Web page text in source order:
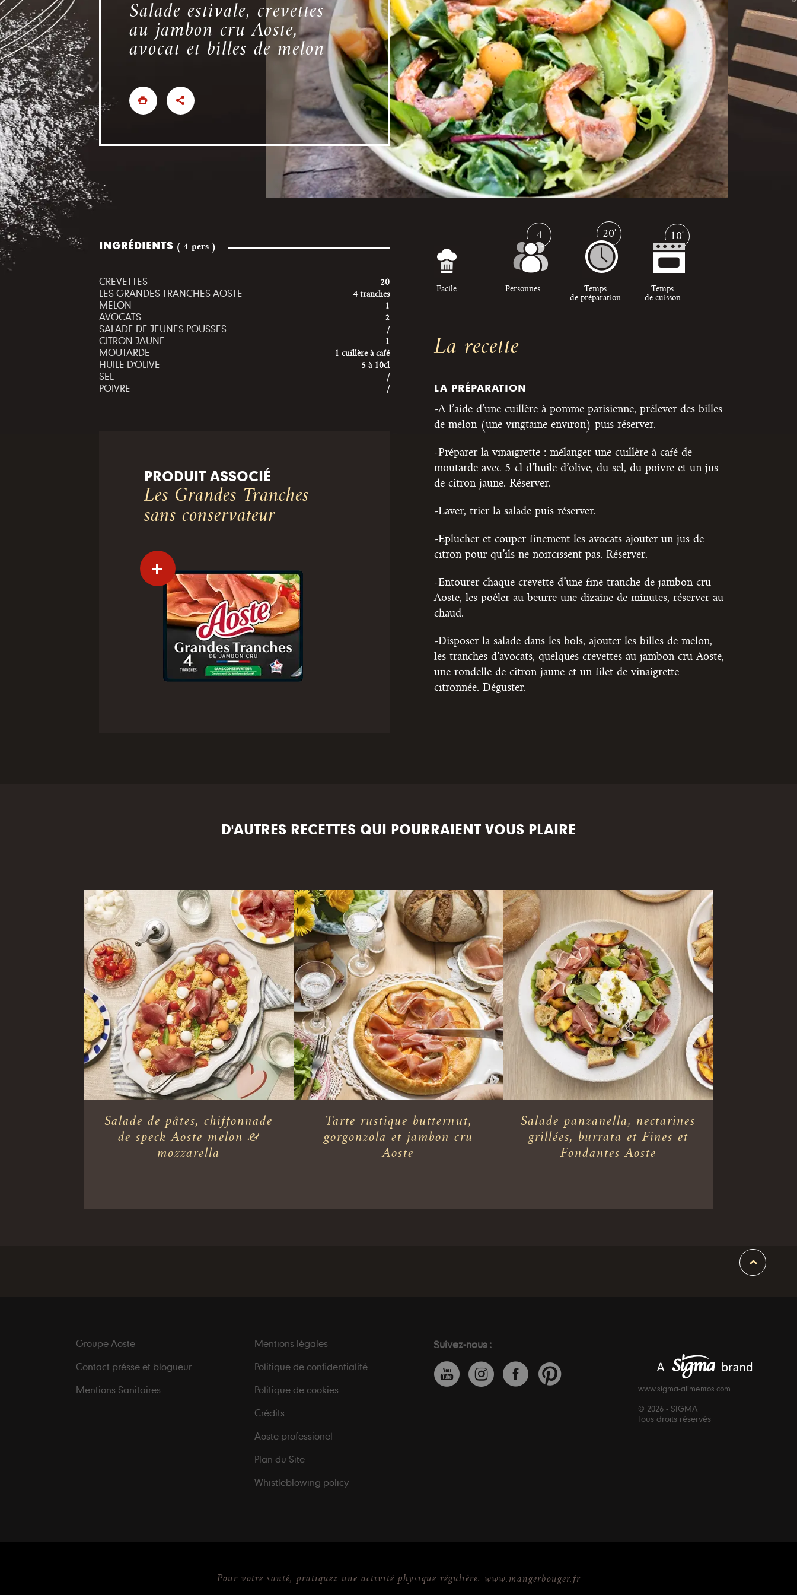
Salade estivale, crevettes
au jambon cru Aoste,
avocat et billes de melon
INGRÉDIENTS ( 4 pers )
CREVETTES 20
LES GRANDES TRANCHES AOSTE 4 tranches
MELON 1
AVOCATS 2
SALADE DE JEUNES POUSSES /
CITRON JAUNE 1
MOUTARDE 1 cuillère à café
HUILE D'OLIVE 5 à 10cl
SEL /
POIVRE /
PRODUIT ASSOCIÉ
Les Grandes Tranches
sans conservateur
Facile
4
Personnes
20'
Temps
de préparation
10'
Temps
de cuisson
La recette
LA PRÉPARATION
-A l’aide d’une cuillère à pomme parisienne, prélever des billes
de melon (une vingtaine environ) puis réserver.
-Préparer la vinaigrette : mélanger une cuillère à café de
moutarde avec 5 cl d’huile d’olive, du sel, du poivre et un jus
de citron jaune. Réserver.
-Laver, trier la salade puis réserver.
-Eplucher et couper finement les avocats ajouter un jus de
citron pour qu’ils ne noircissent pas. Réserver.
-Entourer chaque crevette d’une fine tranche de jambon cru
Aoste, les poêler au beurre une dizaine de minutes, réserver au
chaud.
-Disposer la salade dans les bols, ajouter les billes de melon,
les tranches d’avocats, quelques crevettes au jambon cru Aoste,
une rondelle de citron jaune et un filet de vinaigrette
citronnée. Déguster.
D'AUTRES RECETTES QUI POURRAIENT VOUS PLAIRE
Salade de pâtes, chiffonnade
de speck Aoste melon &
mozzarella
Tarte rustique butternut,
gorgonzola et jambon cru
Aoste
Salade panzanella, nectarines
grillées, burrata et Fines et
Fondantes Aoste
Suivez-nous :
Groupe Aoste
Contact présse et blogueur
Mentions Sanitaires
Mentions légales
Politique de confidentialité
Politique de cookies
Crédits
Aoste professionel
Plan du Site
Whistleblowing policy
www.sigma-alimentos.com
© 2026 - SIGMA
Tous droits réservés
Pour votre santé, pratiquez une activité physique régulière. www.mangerbouger.fr